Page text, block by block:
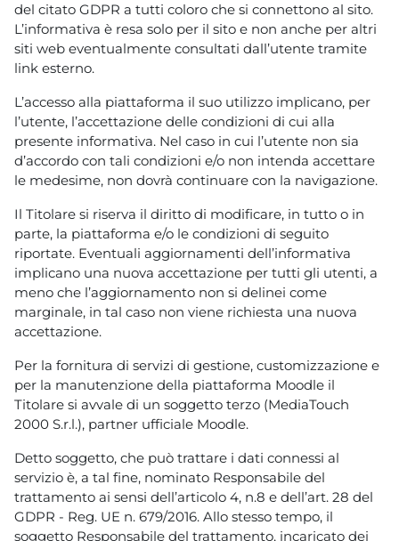
del citato GDPR a tutti coloro che si connettono al sito.
L’informativa è resa solo per il sito e non anche per altri
siti web eventualmente consultati dall’utente tramite
link esterno.
L’accesso alla piattaforma il suo utilizzo implicano, per
l’utente, l’accettazione delle condizioni di cui alla
presente informativa. Nel caso in cui l’utente non sia
d’accordo con tali condizioni e/o non intenda accettare
le medesime, non dovrà continuare con la navigazione.
Il Titolare si riserva il diritto di modificare, in tutto o in
parte, la piattaforma e/o le condizioni di seguito
riportate. Eventuali aggiornamenti dell’informativa
implicano una nuova accettazione per tutti gli utenti, a
meno che l’aggiornamento non si delinei come
marginale, in tal caso non viene richiesta una nuova
accettazione.
Per la fornitura di servizi di gestione, customizzazione e
per la manutenzione della piattaforma Moodle il
Titolare si avvale di un soggetto terzo (MediaTouch
2000 S.r.l.), partner ufficiale Moodle.
Detto soggetto, che può trattare i dati connessi al
servizio è, a tal fine, nominato Responsabile del
trattamento ai sensi dell’articolo 4, n.8 e dell’art. 28 del
GDPR - Reg. UE n. 679/2016. Allo stesso tempo, il
soggetto Responsabile del trattamento, incaricato dei